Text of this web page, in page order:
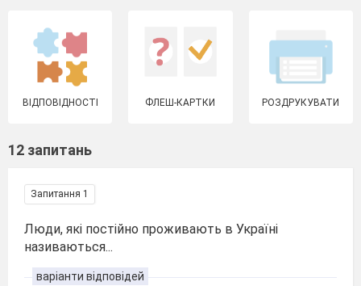
ВІДПОВІДНОСТІ ФЛЕШ-КАРТКИ РОЗДРУКУВАТИ
12 запитань
Запитання 1
Люди, які постійно проживають в Україні
називаються...
варіанти відповідей